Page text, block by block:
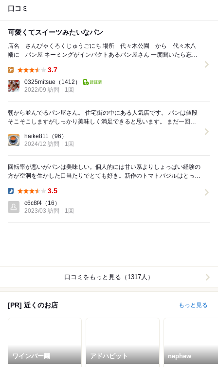
口コミ
可愛くてスイーツみたいなパン
店名 さんびゃくろくじゅうごにち 場所 代々木公園 から 代々木八
幡に パン屋 ネーミングがインパクトあるパン屋さん 一度聞いたら忘れ
3.7
0325mitsue （1412）
2022/09 訪問
1回
朝から並んでるパン屋さん。 住宅街の中にある人気店です。 パンは値段
そこそこしますがしっかり美味しく満足できると思います。 まだ一回訪
haike811 （96）
2024/12 訪問
1回
回転率が悪いがパンは美味しい。個人的には甘い系よりしょっぱい経験の
方が空洞を生かした口当たりでとても好き。新作のトマトバジルはとって
3.5
c6c8f4 （16）
2023/03 訪問
1回
口コミをもっと見る（1317人）
[PR] 近くのお店 もっと見る
ワインバー繭 アドハビット nephew